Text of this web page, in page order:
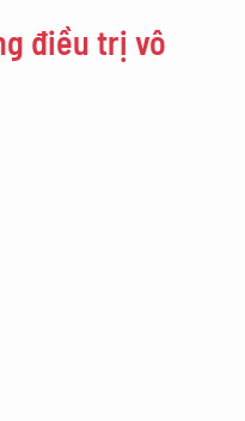
điều trị vô